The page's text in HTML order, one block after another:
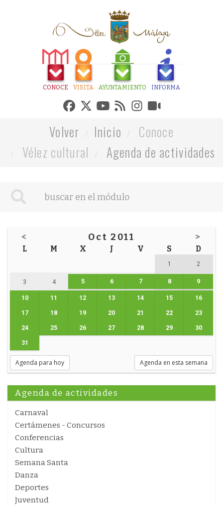
CONOCE VISITA AYUNTAMIENTO INFORMA
Volver Inicio
Conoce
Vélez cultural
Agenda de actividades
< Oct 2011 >
L M X J V S D
1 2
3 4 5 6 7 8 9
10 11 12 13 14 15 16
17 18 19 20 21 22 23
24 25 26 27 28 29 30
31
Agenda para hoy Agenda en esta semana
Agenda de actividades
Carnaval
Certámenes - Concursos
Conferencias
Cultura
Semana Santa
Danza
Deportes
Juventud